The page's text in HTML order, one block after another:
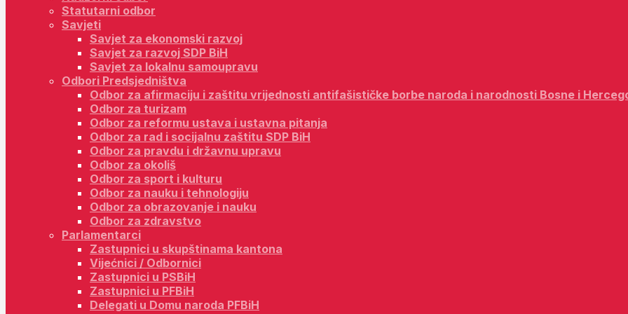
Statutarni odbor
Savjeti
Savjet za ekonomski razvoj
Savjet za razvoj SDP BiH
Savjet za lokalnu samoupravu
Odbori Predsjedništva
Odbor za afirmaciju i zaštitu vrijednosti antifašističke borbe naroda i narodnosti Bosne i
Odbor za turizam
Odbor za reformu ustava i ustavna pitanja
Odbor za rad i socijalnu zaštitu SDP BiH
Odbor za pravdu i državnu upravu
Odbor za okoliš
Odbor za sport i kulturu
Odbor za nauku i tehnologiju
Odbor za obrazovanje i nauku
Odbor za zdravstvo
Parlamentarci
Zastupnici u skupštinama kantona
Vijećnici / Odbornici
Zastupnici u PSBiH
Zastupnici u PFBiH
Delegati u Domu naroda PFBiH